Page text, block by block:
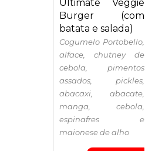
Ultimate Veggie
Burger (com
batata e salada)
Cogumelo Portobello,
alface, chutney de
cebola, pimentos
assados, pickles,
abacaxi, abacate,
manga, cebola,
espinafres e
maionese de alho